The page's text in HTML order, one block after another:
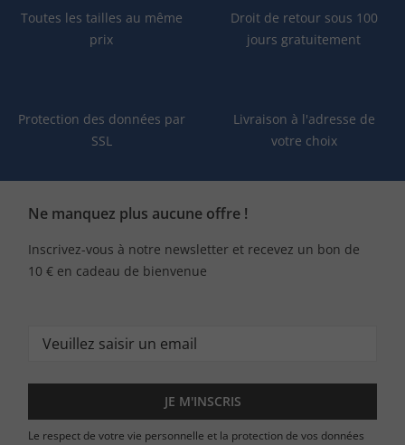
Toutes les tailles au même
prix
Droit de retour sous 100
jours gratuitement
Protection des données par
SSL
Livraison à l'adresse de
votre choix
Ne manquez plus aucune offre !
Inscrivez-vous à notre newsletter et recevez un bon de
10 € en cadeau de bienvenue
JE M'INSCRIS
Le respect de votre vie personnelle et la protection de vos données